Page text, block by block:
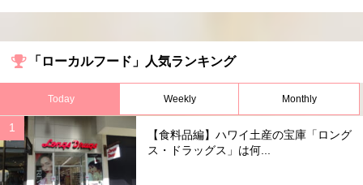
「ローカルフード」人気ランキング
Today Weekly Monthly
【食料品編】ハワイ土産の宝庫「ロング
ス・ドラッグス」は何...